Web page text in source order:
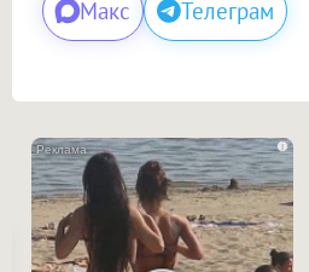
Макс Телеграм
i